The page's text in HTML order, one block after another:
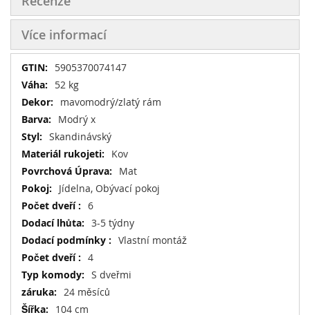
Více informací
Více
informací
5905370074147
52 kg
mavomodrý/zlatý rám
Modrý x
Skandinávský
Kov
Mat
Jídelna, Obývací pokoj
6
3-5 týdny
Vlastní montáž
4
S dveřmi
24 měsíců
104 cm